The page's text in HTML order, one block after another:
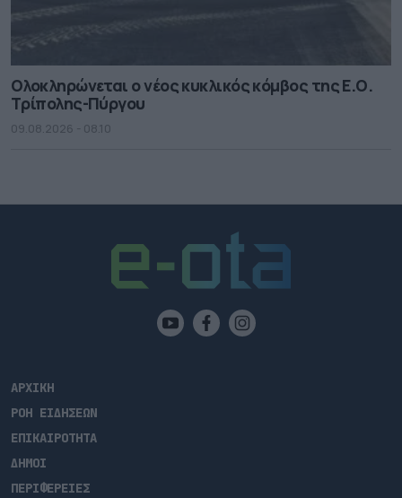
Ολοκληρώνεται ο νέος κυκλικός κόμβος της Ε.Ο.
Τρίπολης-Πύργου
09.08.2026 - 08.10
ΑΡΧΙΚΗ
ΡΟΗ ΕΙΔΗΣΕΩΝ
ΕΠΙΚΑΙΡΟΤΗΤΑ
ΔΗΜΟΙ
ΠΕΡΙΦΕΡΕΙΕΣ